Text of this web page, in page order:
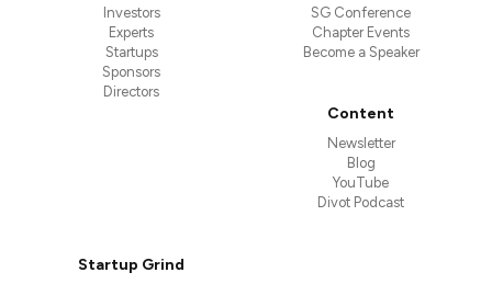
Investors
Experts
Startups
Sponsors
Directors
SG Conference
Chapter Events
Become a Speaker
Content
Newsletter
Blog
YouTube
Divot Podcast
Startup Grind